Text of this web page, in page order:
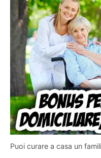
Puoi curare a casa un